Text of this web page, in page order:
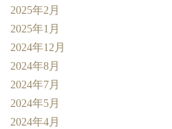
2025年2月
2025年1月
2024年12月
2024年8月
2024年7月
2024年5月
2024年4月